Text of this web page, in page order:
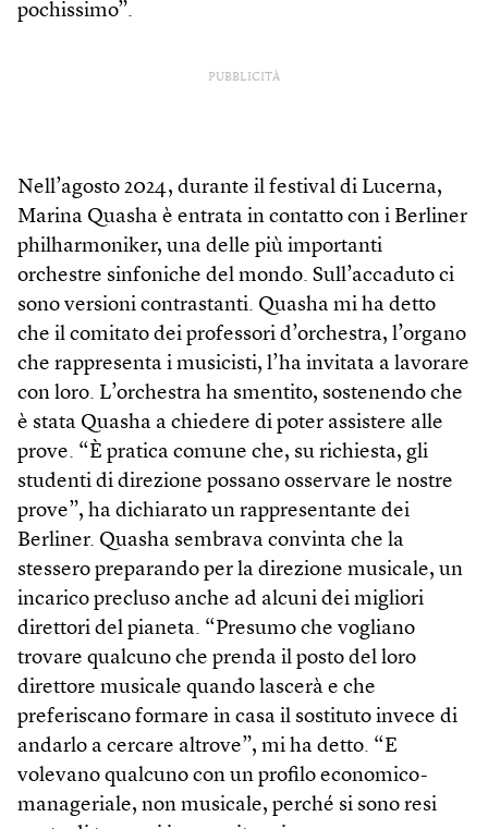
pochissimo”.
PUBBLICITÀ
Nell’agosto 2024, durante il festival di Lucerna,
Marina Quasha è entrata in contatto con i Berliner
philharmoniker, una delle più importanti
orchestre sinfoniche del mondo. Sull’accaduto ci
sono versioni contrastanti. Quasha mi ha detto
che il comitato dei professori d’orchestra, l’organo
che rappresenta i musicisti, l’ha invitata a lavorare
con loro. L’orchestra ha smentito, sostenendo che
è stata Quasha a chiedere di poter assistere alle
prove. “È pratica comune che, su richiesta, gli
studenti di direzione possano osservare le nostre
prove”, ha dichiarato un rappresentante dei
Berliner. Quasha sembrava convinta che la
stessero preparando per la direzione musicale, un
incarico precluso anche ad alcuni dei migliori
direttori del pianeta. “Presumo che vogliano
trovare qualcuno che prenda il posto del loro
direttore musicale quando lascerà e che
preferiscano formare in casa il sostituto invece di
andarlo a cercare altrove”, mi ha detto. “E
volevano qualcuno con un profilo economico-
manageriale, non musicale, perché si sono resi